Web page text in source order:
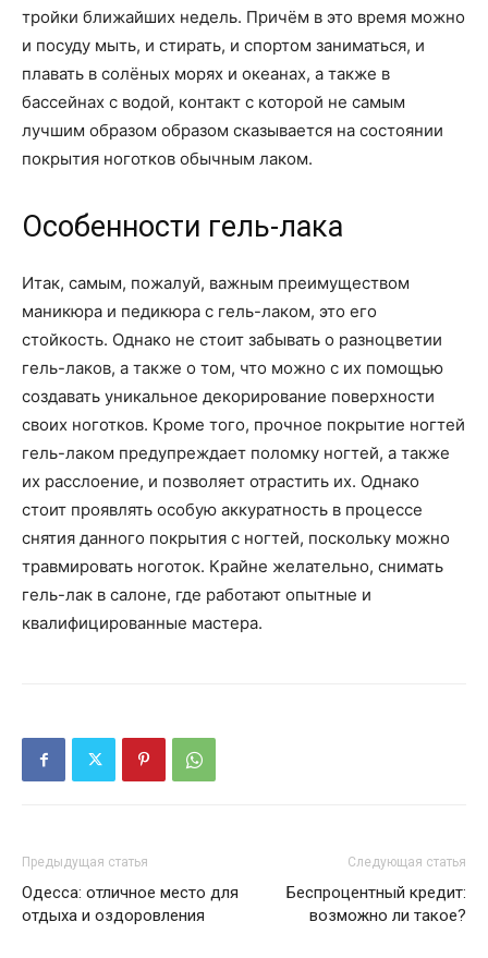
тройки ближайших недель. Причём в это время можно
и посуду мыть, и стирать, и спортом заниматься, и
плавать в солёных морях и океанах, а также в
бассейнах с водой, контакт с которой не самым
лучшим образом образом сказывается на состоянии
покрытия ноготков обычным лаком.
Особенности гель-лака
Итак, самым, пожалуй, важным преимуществом
маникюра и педикюра с гель-лаком, это его
стойкость. Однако не стоит забывать о разноцветии
гель-лаков, а также о том, что можно с их помощью
создавать уникальное декорирование поверхности
своих ноготков. Кроме того, прочное покрытие ногтей
гель-лаком предупреждает поломку ногтей, а также
их расслоение, и позволяет отрастить их. Однако
стоит проявлять особую аккуратность в процессе
снятия данного покрытия с ногтей, поскольку можно
травмировать ноготок. Крайне желательно, снимать
гель-лак в салоне, где работают опытные и
квалифицированные мастера.
Предыдущая статья
Одесса: отличное место для
отдыха и оздоровления
Следующая статья
Беспроцентный кредит:
возможно ли такое?